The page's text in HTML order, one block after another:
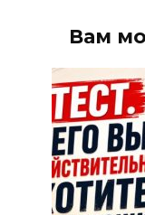
Вам